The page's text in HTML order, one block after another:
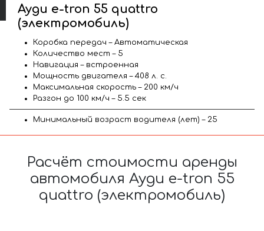
Ауди e-tron 55 quattro
(электромобиль)
Коробка передач – Автоматическая
Количество мест – 5
Навигация – встроенная
Мощность двигателя – 408 л. с.
Максимальная скорость – 200 км/ч
Разгон до 100 км/ч – 5.5 сек
Минимальный возраст водителя (лет) – 25
Расчёт стоимости аренды
автомобиля Ауди e-tron 55
quattro (электромобиль)